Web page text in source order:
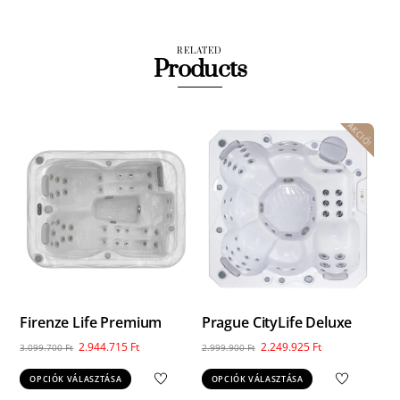
RELATED
Products
Firenze Life Premium
3.099.700Ft Original
price
was:
2.944.715 FtCurrent
OPCIÓK VÁLASZTÁSA
Ennek
AKCIÓ!
Prague CityLife Deluxe
2.999.900Ft Original
price
was:
2.249.925 FtCurrent
OPCIÓK VÁLASZTÁSA
Ennek